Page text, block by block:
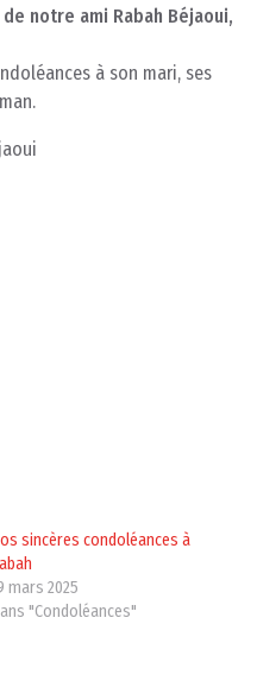
notre ami Rabah Béjaoui,
à son mari, ses
sincères condoléances à
mars 2025
"Condoléances"